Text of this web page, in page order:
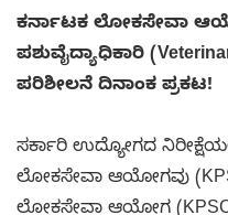
ಕರ್ನಾಟಕ ಲೋಕಸೇವಾ
ಪಶುವೈದ್ಯಾಧಿಕಾರಿ
ಪರಿಶೀಲನೆ ದಿನಾಂಕ ಪ್ರಕಟ!
ಸರ್ಕಾರಿ ಉದ್ಯೋಗದ
ಲೋಕಸೇವಾ ಆಯೋಗವು